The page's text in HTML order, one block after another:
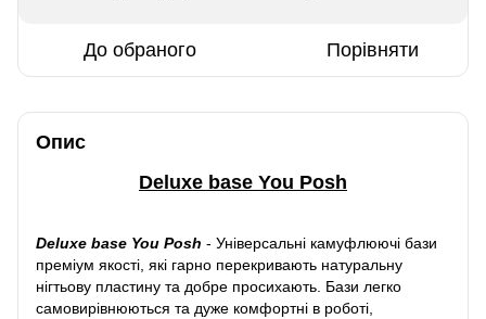
До обраного Порівняти
Опис
Deluxe base You Posh
Deluxe base You Posh - Універсальні камуфлюючі бази
преміум якості, які гарно перекривають натуральну
нігтьову пластину та добре просихають. Бази легко
самовирівнюються та дуже комфортні в роботі,